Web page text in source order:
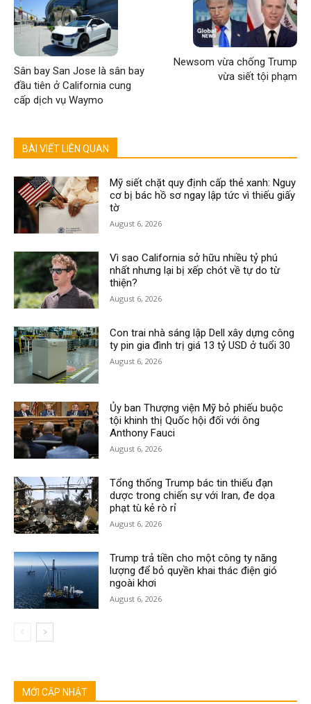
Sân bay San Jose là sân bay
đầu tiên ở California cung
cấp dịch vụ Waymo
Newsom vừa chống Trump
vừa siết tội phạm
BÀI VIẾT LIÊN QUAN
Mỹ siết chặt quy định cấp thẻ xanh: Nguy
cơ bị bác hồ sơ ngay lập tức vì thiếu giấy
tờ
August 6, 2026
Vì sao California sở hữu nhiều tỷ phú
nhất nhưng lại bị xếp chót về tự do từ
thiện?
August 6, 2026
Con trai nhà sáng lập Dell xây dựng công
ty pin gia đình trị giá 13 tỷ USD ở tuổi 30
August 6, 2026
Ủy ban Thượng viện Mỹ bỏ phiếu buộc
tội khinh thị Quốc hội đối với ông
Anthony Fauci
August 6, 2026
Tổng thống Trump bác tin thiếu đạn
dược trong chiến sự với Iran, đe dọa
phạt tù kẻ rò rỉ
August 6, 2026
Trump trả tiền cho một công ty năng
lượng để bỏ quyền khai thác điện gió
ngoài khơi
August 6, 2026
MỚI CẬP NHẬT